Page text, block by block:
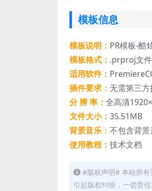
模板信息
模板说明： PR模板-酷
模板格式： .prproj文件
适用软件：
插件要求： 无需第三
分 辨 率： 全高清
文件大小： 35.51MB
背景音乐： 不包含背
使用教程： 技术文档
#版权声明# 本站所有
引起版权纠纷，一切责